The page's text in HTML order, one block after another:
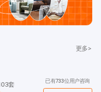
更多>
套 已有733位用户咨询